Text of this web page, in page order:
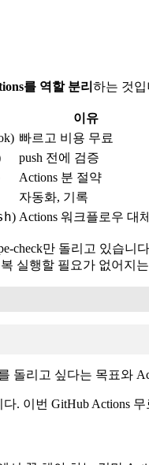
를 역할 분리 하는 것
이유
빠르고 비용 무료
push 전에 검증
Actions 분 절약
자동화, 기록
) Actions 워크플로우 대
check만 돌리고 있습니
실행할 필요가 없어지
돌리고 싶다는 목표와
. 이번 GitHub Actions